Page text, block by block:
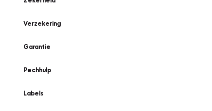
Verzekering
Garantie
Pechhulp
Labels